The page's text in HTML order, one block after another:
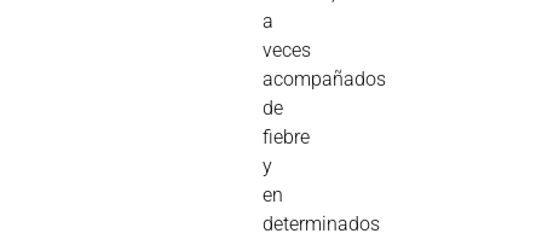
a
veces
acompañados
de
fiebre
y
en
determinados